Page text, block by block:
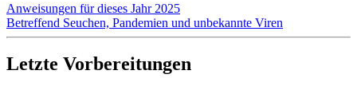
Anweisungen für dieses Jahr 2025
Betreffend Seuchen, Pandemien und unbekannte Viren
Letzte Vorbereitungen